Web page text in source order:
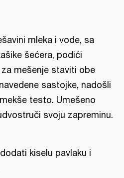
mleka i vode, sa
šećera, podići
mešenje staviti obe
sastojke, nadošli
testo. Umešeno
svoju zapreminu.
kiselu pavlaku i